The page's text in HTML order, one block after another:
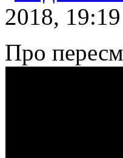
2018, 19:19
Про